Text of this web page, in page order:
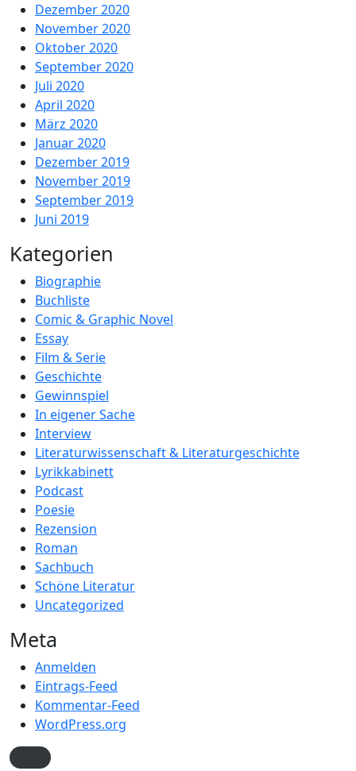
Dezember 2020
November 2020
Oktober 2020
September 2020
Juli 2020
April 2020
März 2020
Januar 2020
Dezember 2019
November 2019
September 2019
Juni 2019
Kategorien
Biographie
Buchliste
Comic & Graphic Novel
Essay
Film & Serie
Geschichte
Gewinnspiel
In eigener Sache
Interview
Literaturwissenschaft & Literaturgeschichte
Lyrikkabinett
Podcast
Poesie
Rezension
Roman
Sachbuch
Schöne Literatur
Uncategorized
Meta
Anmelden
Eintrags-Feed
Kommentar-Feed
WordPress.org